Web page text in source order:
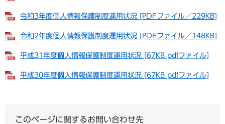
令和3年度個人情報保護制度運用状況 [PDFファイル／229KB]
令和2年度個人情報保護制度運用状況 [PDFファイル／148KB]
平成31年度個人情報保護制度運用状況 [67KB pdfファイル]
平成30年度個人情報保護制度運用状況 [67KB pdfファイル]
このページに関するお問い合わせ先